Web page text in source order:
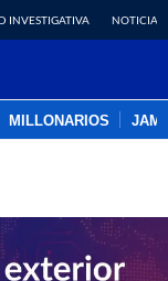
INVESTIGATIVA NOTICIAS
MILLONARIOS